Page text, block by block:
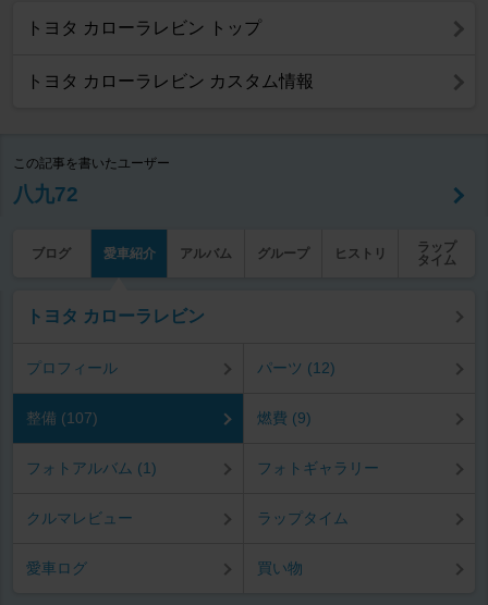
トヨタ カローラレビン トップ
トヨタ カローラレビン カスタム情報
この記事を書いたユーザー
八九72
ブログ 愛車紹介 アルバム グループ ヒストリ
ラップ
タイム
トヨタ カローラレビン
プロフィール パーツ (12)
整備 (107) 燃費 (9)
フォトアルバム (1) フォトギャラリー
クルマレビュー ラップタイム
愛車ログ 買い物